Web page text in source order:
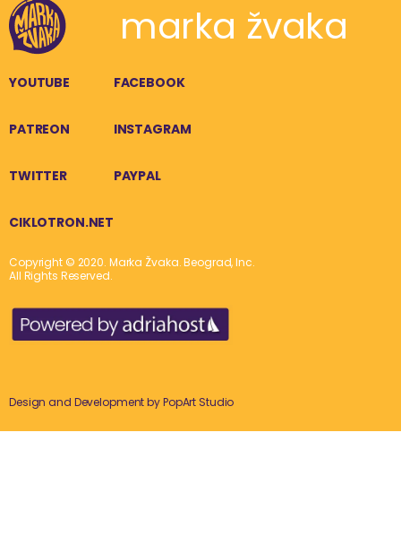
marka žvaka
YOUTUBE FACEBOOK
PATREON INSTAGRAM
TWITTER PAYPAL
CIKLOTRON.NET
Copyright © 2020. Marka Žvaka. Beograd, Inc.
All Rights Reserved.
Design and Development byPopArt Studio